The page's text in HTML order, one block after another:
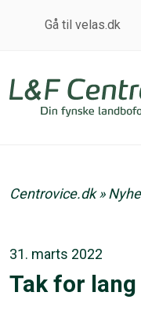
Gå til velas.dk
Centrovice.dk»
31. marts 2022
Tak for